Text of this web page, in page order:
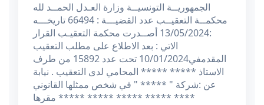
الجمهوريــة التونسيــة وزارة العـدل الحمــد لله
محكمــة التعقيــب عدد القضيـــة : 66494 تاريخـــه
:13/05/2024 أصــدرت محكمة التعقيـب القرار
الاتي : بعد الاطلاع على مطلب التعقيب
المقدمفي10/01/2024 تحت عدد 15892 من طرف
الاستاذ ***** ***** المحامي لدى التعقيب . نيابة
عن :شركة " ***** " في شخص ممثلها القانوني
مقرها ***** ***** ***** ***** ****